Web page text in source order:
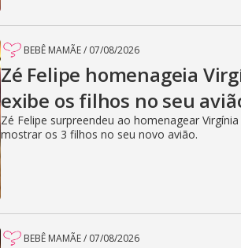
BEBÊ MAMÃE/ 07/08/2026
Zé Felipe homenageia
exibe os filhos no seu
Zé Felipe surpreendeu ao homenagear
mostrar os 3 filhos no seu novo avião.
BEBÊ MAMÃE/ 07/08/2026